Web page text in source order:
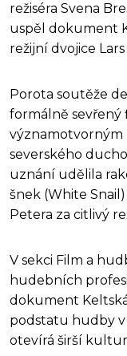
režiséra Svena
uspěl dokument
režijní dvojice
Porota soutěže
formálně sevřený
významotvorným
severského
uznání udělila
šnek (White
Petera za citlivý
V sekci Film a
hudebních
dokument
podstatu hudby
otevírá širší